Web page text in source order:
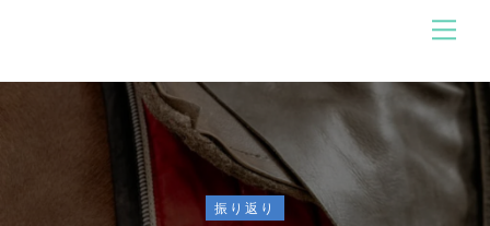
content
メ
ニ
ー
振り返り